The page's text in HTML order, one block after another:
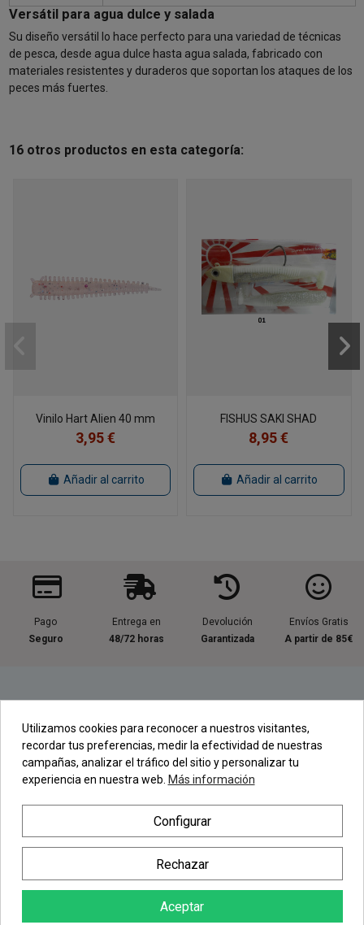
Versátil para agua dulce y salada
Su diseño versátil lo hace perfecto para una variedad de técnicas
de pesca, desde agua dulce hasta agua salada, fabricado con
materiales resistentes y duraderos que soportan los ataques de los
peces más fuertes.
16 otros productos en esta categoría:
Vinilo Hart Alien 40 mm
3,95 €
Añadir al carrito
FISHUS SAKI SHAD
8,95 €
Añadir al carrito
Pago
Seguro
Entrega en
48/72 horas
Devolución
Garantizada
Envíos Gratis
A partir de 85€
Contacta con nosotros
Regístrate en nuestra Newsletter
Newsletter
Utilizamos cookies para reconocer a nuestros visitantes,
recordar tus preferencias, medir la efectividad de nuestras
campañas, analizar el tráfico del sitio y personalizar tu
experiencia en nuestra web. Más información
Configurar
Rechazar
Aceptar